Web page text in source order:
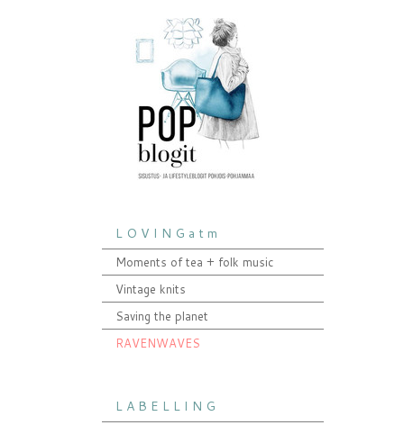
L O V I N G a t m
Moments of tea + folk music
Vintage knits
Saving the planet
RAVENWAVES
L A B E L L I N G